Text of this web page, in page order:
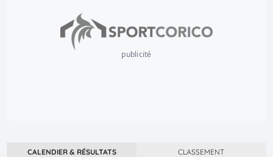
publicité
CALENDIER & RÉSULTATS CLASSEMENT